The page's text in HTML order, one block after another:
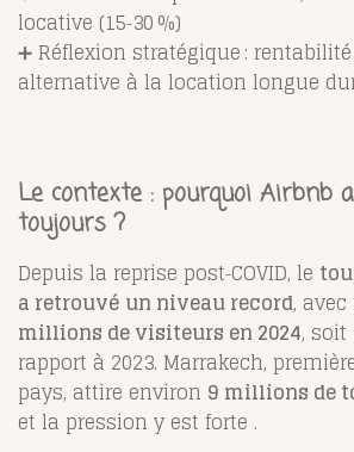
locative (15‑30 %)
➕ Réflexion stratégique :
alternative à la location longue
Le contexte : pourquoi Airbnb
toujours ?
Depuis la reprise post‑COVID, le
a retrouvé un niveau record,
millions de visiteurs en 2024, soit
rapport à 2023. Marrakech,
pays, attire environ 9 millions de
et la pression y est forte .